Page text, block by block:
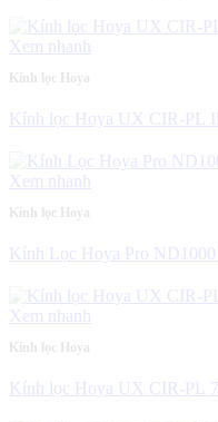
Xem nhanh
Kính lọc Hoya
Kính lọc Hoya UX CIR-PL
Xem nhanh
Kính lọc Hoya
Kính Lọc Hoya Pro
Xem nhanh
Kính lọc Hoya
Kính lọc Hoya UX CIR-PL